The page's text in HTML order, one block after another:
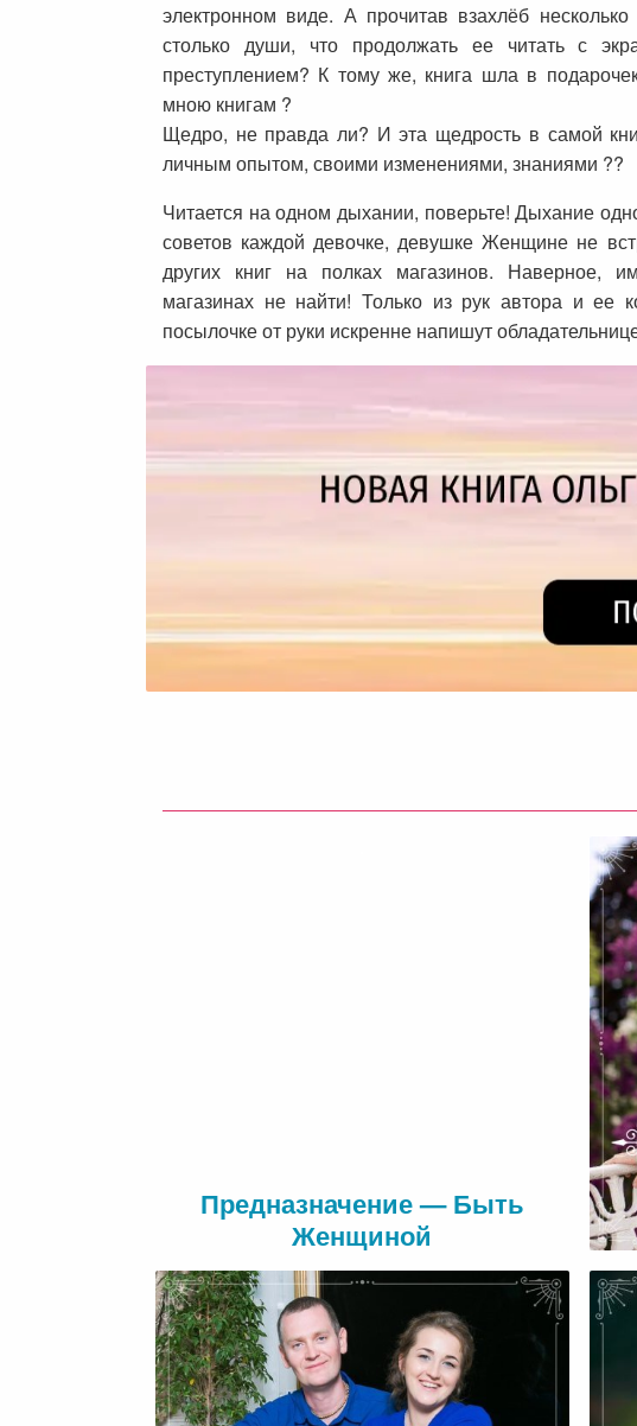
электронном виде. А прочитав взахлёб
столько души, что продолжать ее читать с
преступлением? К тому же, книга шла в
мною книгам ?
Щедро, не правда ли? И эта щедрость в самой
личным опытом, своими изменениями, знаниями ??
Читается на одном дыхании, поверьте! Дыхание
советов каждой девочке, девушке Женщине не
других книг на полках магазинов. Наверное,
магазинах не найти! Только из рук автора и ее
посылочке от руки искренне напишут
Предназначение — Быть
Женщиной